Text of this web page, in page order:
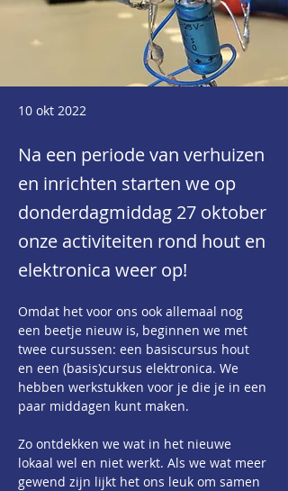
10 okt 2022
Na een periode van verhuizen
en inrichten starten we op
donderdagmiddag 27 oktober
onze activiteiten rond hout en
elektronica weer op!
Omdat het voor ons ook allemaal nog
een beetje nieuw is, beginnen we met
twee cursussen: een basiscursus hout
en een (basis)cursus elektronica. We
hebben werkstukken voor je die je in een
paar middagen kunt maken.
Zo ontdekken we wat in het nieuwe
lokaal wel en niet werkt. Als we wat meer
gewend zijn lijkt het ons leuk om samen